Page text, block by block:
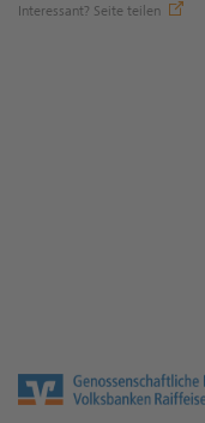
Interessant? Seite teilen